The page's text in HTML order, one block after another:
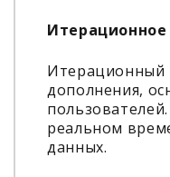
Итерационный
дополнения,
реальном
данных.